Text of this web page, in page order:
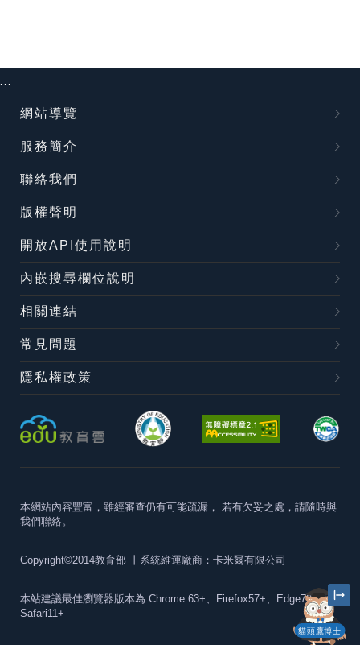
貓頭鷹博士
:::
網站導覽
服務簡介
聯絡我們
版權聲明
開放API使用說明
內嵌搜尋欄位說明
相關連結
常見問題
隱私權政策
本網站內容豐富，雖經審查仍有可能疏漏， 若有欠妥之處，請隨時與
我們聯絡。
Copyright©2014教育部 丨系統維運廠商：卡米爾有限公司
本站建議最佳瀏覽器版本為 Chrome 63+、Firefox57+、Edge79+及
Safari11+